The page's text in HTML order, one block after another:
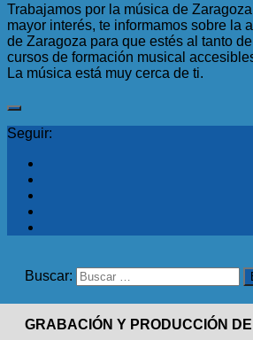
Trabajamos por la música de
mayor interés, te informamos sobre la
de Zaragoza para que estés al tanto
cursos de formación musical
La música está muy cerca de ti.
Seguir:
Buscar:
GRABACIÓN Y PRODUCCIÓN